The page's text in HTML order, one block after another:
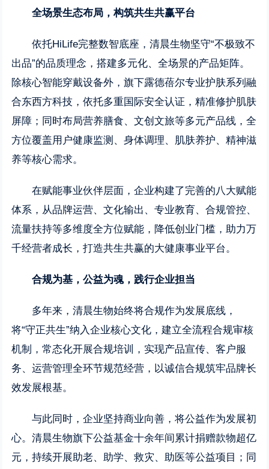
全场景生态布局，构筑共生共赢平台
依托HiLife完整数智底座，清晨生物坚守“不极致不
出品”的品质理念，搭建多元化、全场景的产品矩阵。
除核心智能穿戴设备外，旗下露德蓓尔专业护肤系列融
合东西方科技，依托多重国际安全认证，精准修护肌肤
屏障；同时布局营养膳食、文创文旅等多元产品线，全
方位覆盖用户健康监测、身体调理、肌肤养护、精神滋
养等核心需求。
在赋能事业伙伴层面，企业构建了完善的八大赋能
体系，从品牌运营、文化输出、专业教育、合规管控、
流量扶持等多维度全方位赋能，降低创业门槛，助力万
千经营者成长，打造共生共赢的大健康事业平台。
合规为基，公益为魂，践行企业担当
多年来，清晨生物始终将合规作为发展底线，
将“守正共生”纳入企业核心文化，建立全流程合规审核
机制，常态化开展合规培训，实现产品宣传、客户服
务、运营管理全环节规范经营，以诚信合规筑牢品牌长
效发展根基。
与此同时，企业坚持商业向善，将公益作为发展初
心。清晨生物旗下公益基金十余年间累计捐赠款物超亿
元，持续开展助老、助学、救灾、助医等公益项目；同